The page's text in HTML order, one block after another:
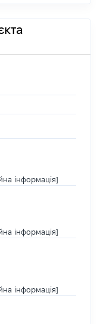
інформація]
інформація]
інформація]